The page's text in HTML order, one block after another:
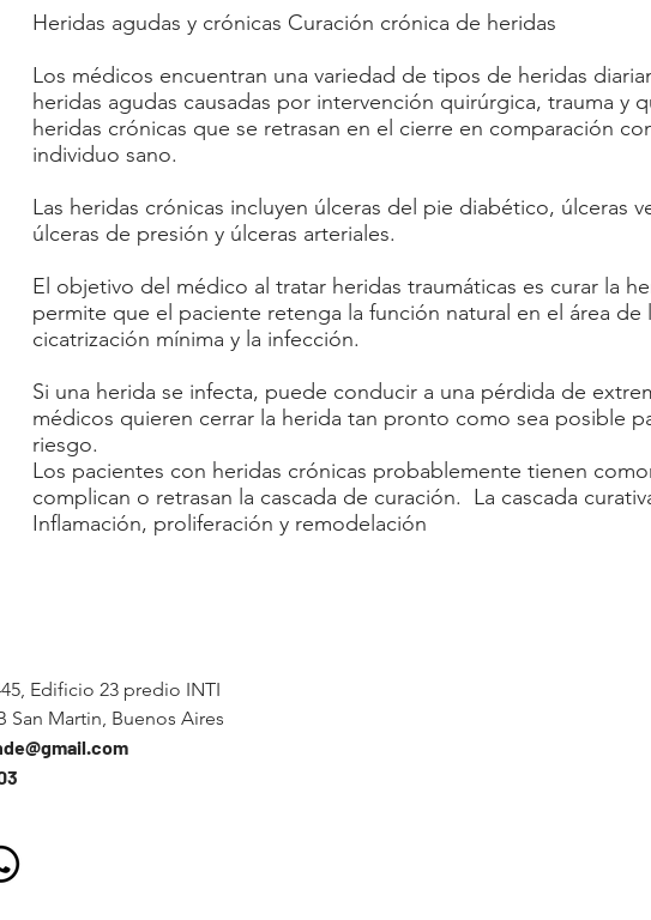
Heridas agudas y crónicas Curación crónica de heridas
Los médicos encuentran una variedad de tipos de heridas
heridas agudas causadas por intervención quirúrgica, trauma y
heridas crónicas que se retrasan en el cierre en comparación
individuo sano.
Las heridas crónicas incluyen úlceras del pie diabético, úlceras
úlceras de presión y úlceras arteriales.
El objetivo del médico al tratar heridas traumáticas es curar la
permite que el paciente retenga la función natural en el área de
cicatrización mínima y la infección.
Si una herida se infecta, puede conducir a una pérdida de
médicos quieren cerrar la herida tan pronto como sea posible
riesgo.
Los pacientes con heridas crónicas probablemente tienen
complican o retrasan la cascada de curación. La cascada
Inflamación, proliferación y remodelación
Edificio 23 predio INTI
San Martin, Buenos Aires